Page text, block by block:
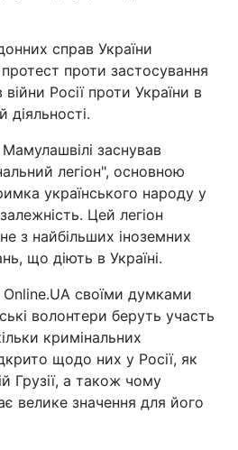
справ України
проти застосування
Росії проти України в
діяльності.
заснував
легіон", основною
українського народу у
Цей легіон
з найбільших іноземних
що діють в Україні.
своїми думками
волонтери беруть участь
кримінальних
щодо них у Росії, як
Грузії, а також чому
велике значення для його